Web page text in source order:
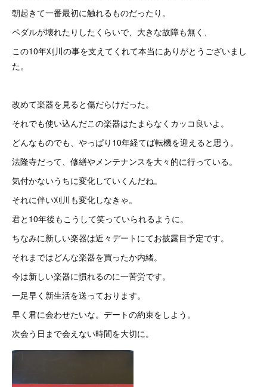
朝起きて一番最初に触れるものだったり。
ペダルが壊れたりしたくらいで、大きな故障も無く、
この10年刈川の事を支えてくれて本当にありがとうございまし
た。
改めて楽器を見ると傷だらけだった。
それでも使い込んだこの楽器はたまらなくカッコ良いよ。
どんなものでも、やっぱり10年経てば転機を迎えると思う。
法隆寺だって、修繕やメンテナンスを大々的に行っている。
気付かないうちに変化していくんだね。
それに伴い刈川も変化しなきゃ。
君と10年後もこうして笑っていられるように。
ちなみに新しい楽器は近々デートにてお披露目予定です。
それまではどんな楽器を買ったか内緒。
今は新しい楽器に慣れるのに一苦労です。
一足早く新生活を送っております。
早く君に会わせたいな。デートの約束をしよう。
次会う日まで会えない時間を大切に。